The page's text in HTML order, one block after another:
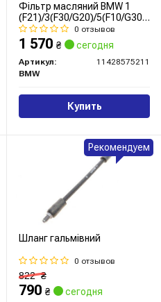
Фільтр масляний BMW 1
(F21)/3(F30/G20)/5(F10/G30)/
12- (B37/B38/B47/B48)
0 отзывов
1 570 ₴ сегодня
Артикул:
11428575211
BMW
Купить
Шланг гальмівний
0 отзывов
822₴
790 ₴ сегодня
Рекомендуем